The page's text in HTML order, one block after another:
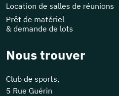
Location de salles de réunions
Prêt de matériel
& demande de lots
Nous trouver
Club de sports,
5 Rue Guérin